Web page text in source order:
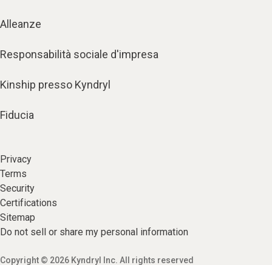
Alleanze
Responsabilità sociale d'impresa
Kinship presso Kyndryl
Fiducia
Privacy
Terms
Security
Certifications
Sitemap
Do not sell or share my personal information
Copyright © 2026 Kyndryl Inc. All rights reserved